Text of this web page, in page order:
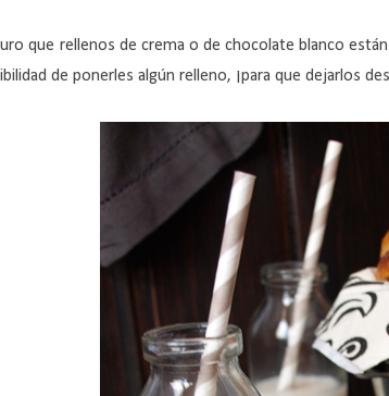
que rellenos de crema o de chocolate blanco
de ponerles algún relleno, ¡para que dejarlos